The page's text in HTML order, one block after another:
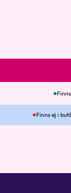
Finns ej i